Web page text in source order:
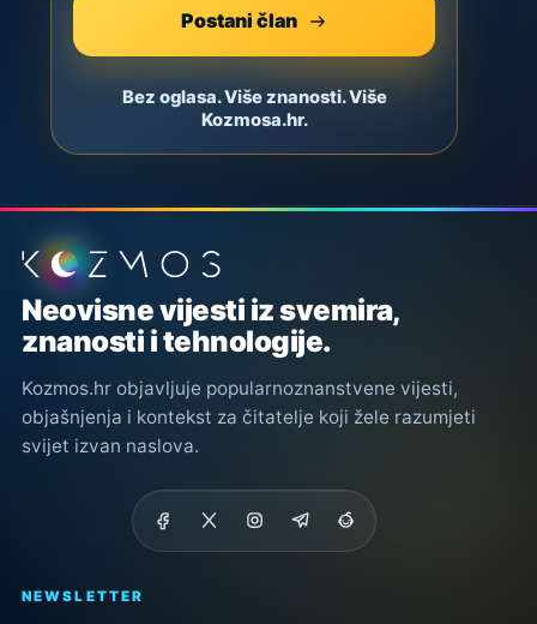
Postani član
Bez oglasa. Više znanosti. Više
Kozmosa.hr.
Podnožje stranice
Neovisne vijesti iz svemira,
znanosti i tehnologije.
Kozmos.hr objavljuje popularnoznanstvene vijesti,
objašnjenja i kontekst za čitatelje koji žele razumjeti
svijet izvan naslova.
NEWSLETTER